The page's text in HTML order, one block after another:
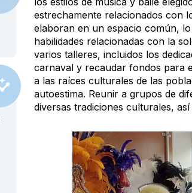
estrechamente relacionados con
elaboran en un espacio común,
habilidades relacionadas con la
varios talleres, incluidos los
carnaval y recaudar fondos para
a las raíces culturales de las
autoestima. Reunir a grupos de
diversas tradiciones culturales,